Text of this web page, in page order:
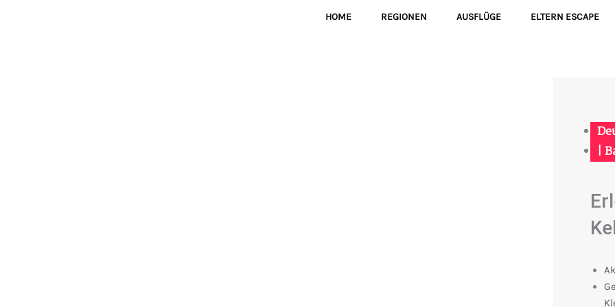
HOME REGIONEN AUSFLÜGE ELTERN ESCAPE
|